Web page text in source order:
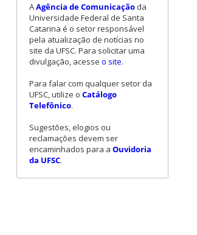
AAgência de Comunicação da
Universidade Federal de Santa
Catarina é o setor responsável
pela atualização de notícias no
site da UFSC. Para solicitar uma
divulgação, acesse o site.
Para falar com qualquer setor da
UFSC, utilize o Catálogo
Telefônico.
Sugestões, elogios ou
reclamações devem ser
encaminhados para a Ouvidoria
da UFSC.